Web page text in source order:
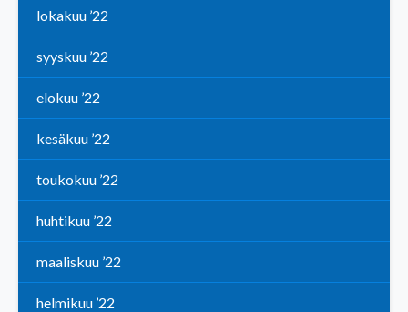
lokakuu ’22
syyskuu ’22
elokuu ’22
kesäkuu ’22
toukokuu ’22
huhtikuu ’22
maaliskuu ’22
helmikuu ’22